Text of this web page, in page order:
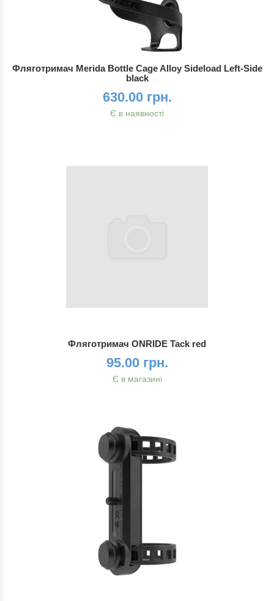
Фляготримач Merida Bottle Cage Alloy Sideload Left-Side
black
630.00 грн.
Є в наявності
Фляготримач ONRIDE Tack red
95.00 грн.
Є в магазині